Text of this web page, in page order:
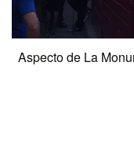
Aspecto de La